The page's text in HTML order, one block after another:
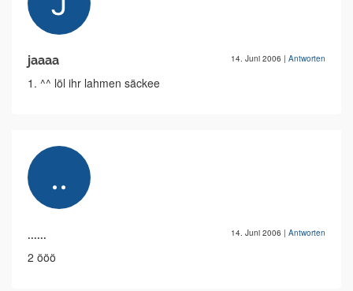
jaaaa 14. Juni 2006 | Antworten
1. ^^ löl ihr lahmen säckee
...... 14. Juni 2006 | Antworten
2 ööö